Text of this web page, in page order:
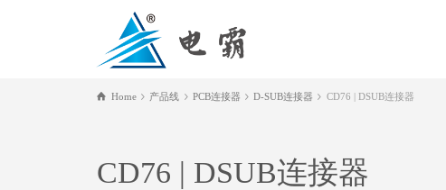
Home 产品线 PCB连接器 D-SUB连接器 CD76 | DSUB连接器
CD76 | DSUB连接器